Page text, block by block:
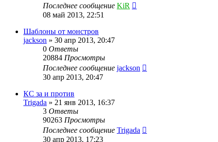
Последнее сообщение KiR
08 май 2013, 22:51
Шаблоны от монстров
jackson » 30 апр 2013, 20:47
0 Ответы
20884 Просмотры
Последнее сообщение jackson
30 апр 2013, 20:47
КС за и против
Trigada » 21 янв 2013, 16:37
3 Ответы
90263 Просмотры
Последнее сообщение Trigada
30 апр 2013, 17:23